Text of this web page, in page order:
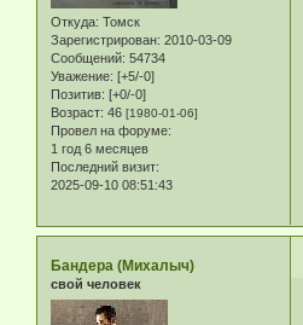
Откуда: Томск
Зарегистрирован: 2010-03-09
Сообщений: 54734
Уважение: [+5/-0]
Позитив: [+0/-0]
Возраст: 46 [1980-01-06]
Провел на форуме:
1 год 6 месяцев
Последний визит:
2025-09-10 08:51:43
Бандера (Михалыч)
свой человек